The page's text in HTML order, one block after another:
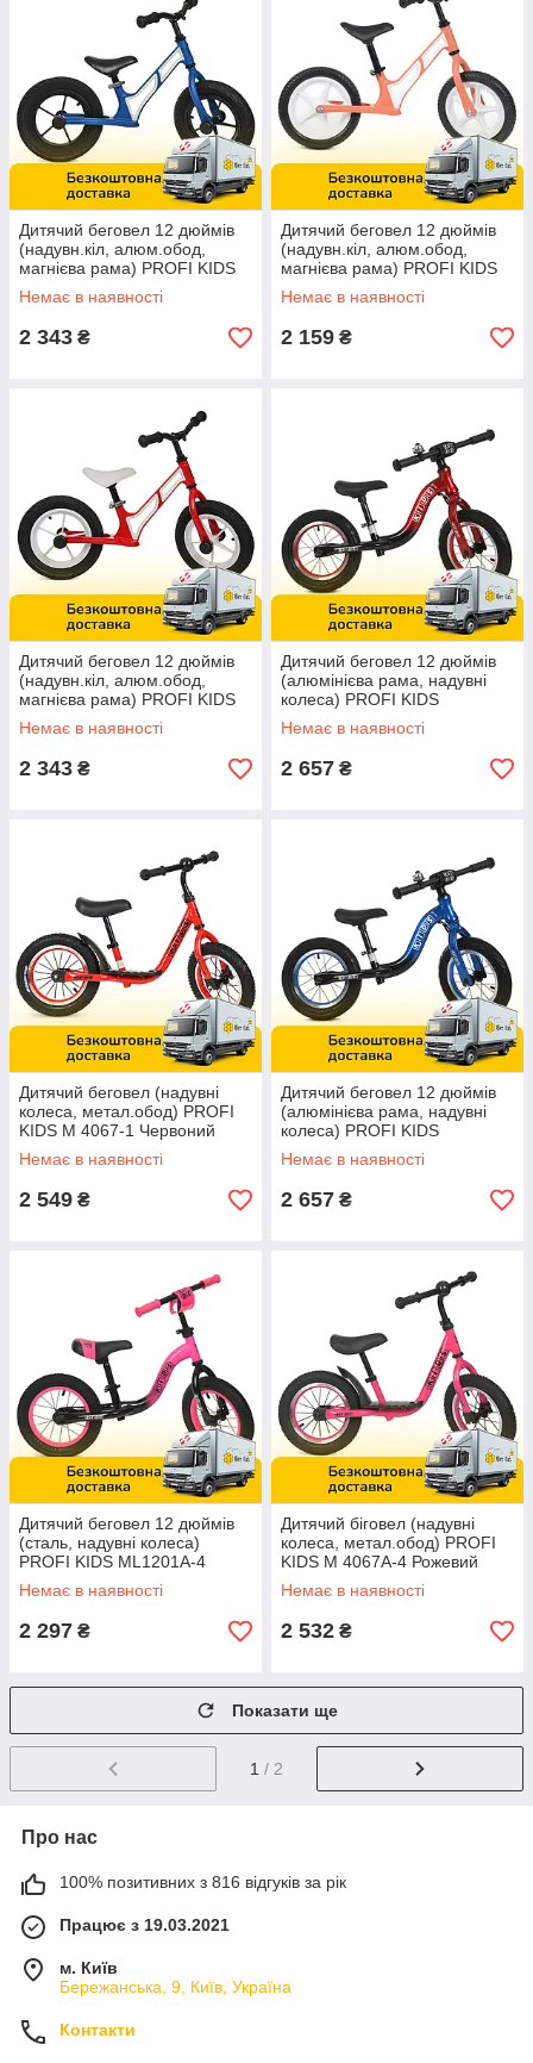
Дитячий беговел 12 дюймів
(надувн.кіл, алюм.обод,
магнієва рама) PROFI KIDS
HUMG1207A-3 Синій
Немає в наявності
2 343 ₴
Дитячий беговел 12 дюймів
(надувн.кіл, алюм.обод,
магнієва рама) PROFI KIDS
HUMG1207-1 Персиковий
Немає в наявності
2 159 ₴
Дитячий беговел 12 дюймів
(надувн.кіл, алюм.обод,
магнієва рама) PROFI KIDS
HUMG1207A-2 Червоно-
білий
Немає в наявності
2 343 ₴
Дитячий беговел 12 дюймів
(алюмінієва рама, надувні
колеса) PROFI KIDS
ML1203A-1 Чорно-червоний
Немає в наявності
2 657 ₴
Дитячий беговел (надувні
колеса, метал.обод) PROFI
KIDS M 4067-1 Червоний
Немає в наявності
2 549 ₴
Дитячий беговел 12 дюймів
(алюмінієва рама, надувні
колеса) PROFI KIDS
ML1203A-3 Чорно-синій
Немає в наявності
2 657 ₴
Дитячий беговел 12 дюймів
(сталь, надувні колеса)
PROFI KIDS ML1201A-4
Рожевий
Немає в наявності
2 297 ₴
Дитячий біговел (надувні
колеса, метал.обод) PROFI
KIDS M 4067A-4 Рожевий
Немає в наявності
2 532 ₴
Показати ще
1 / 2
Про нас
100% позитивних з 816 відгуків за рік
Працює з 19.03.2021
м. Київ
Бережанська, 9, Київ, Україна
Контакти